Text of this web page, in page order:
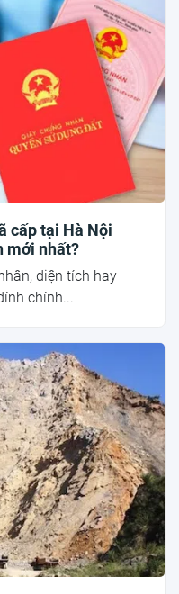
cấp tại Hà Nội
mới nhất?
diện tích hay
chính...